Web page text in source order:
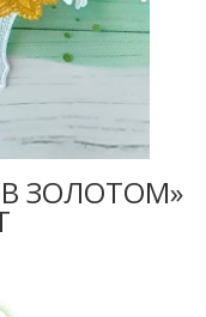
ЗОЛОТОМ»